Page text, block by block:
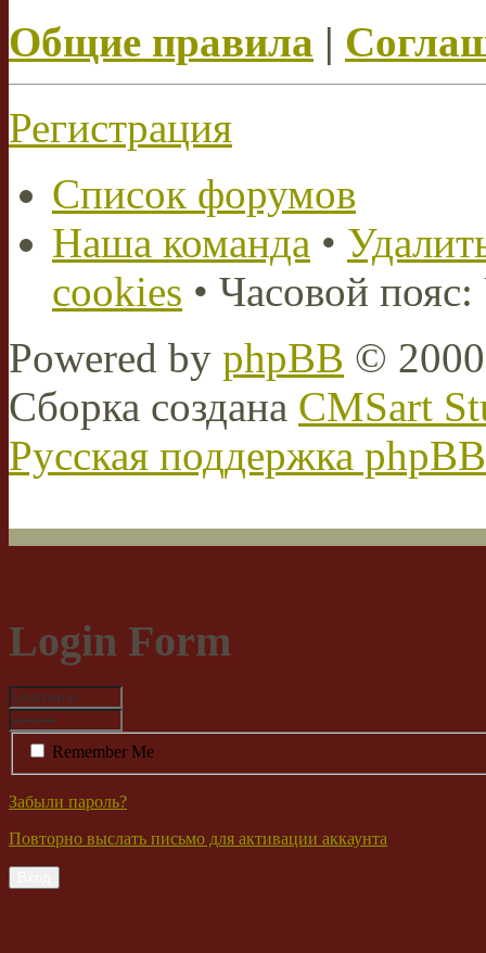
Общие правила |
Регистрация
Список форумов
Наша команда •
cookies • Часовой
Powered by phpBB ©
Сборка создана CMSart
Русская поддержка phpBB
Login Form
Remember Me
Забыли пароль?
Повторно выслать письмо для активации аккаунта